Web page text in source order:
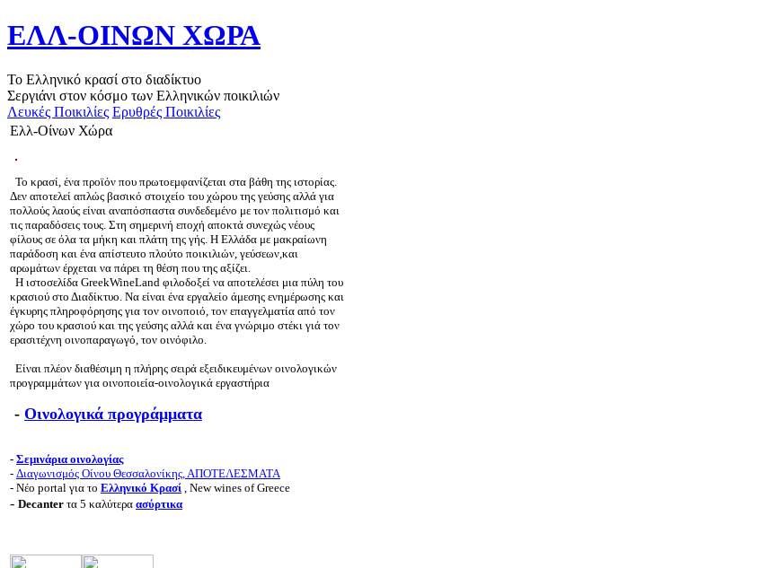
ΕΛΛ-ΟΙΝΩΝ ΧΩΡΑ
Το Ελληνικό κρασί στο διαδίκτυο
Σεργιάνι στον κόσμο των Ελληνικών ποικιλιών
Λευκές Ποικιλίες Ερυθρές Ποικιλίες
Ελλ-Οίνων Χώρα
Το κρασί, ένα προϊόν που πρωτοεμφανίζεται στα βάθη της ιστορίας.
Δεν αποτελεί απλώς βασικό στοιχείο του χώρου της γεύσης αλλά για
πολλούς λαούς είναι αναπόσπαστα συνδεδεμένο με τον πολιτισμό και
τις παραδόσεις τους. Στη σημερινή εποχή αποκτά συνεχώς νέους
φίλους σε όλα τα μήκη και πλάτη της γής. Η Ελλάδα με μακραίωνη
παράδοση και ένα απίστευτο πλούτο ποικιλιών, γεύσεων,και
αρωμάτων έρχεται να πάρει τη θέση που της αξίζει.
Η ιστοσελίδα GreekWineLand φιλοδοξεί να αποτελέσει μια πύλη του
κρασιού στο Διαδίκτυο. Να είναι ένα εργαλείο άμεσης ενημέρωσης και
έγκυρης πληροφόρησης για τον οινοποιό, τον επαγγελματία από τον
χώρο του κρασιού και της γεύσης αλλά και ένα γνώριμο στέκι γιά τον
ερασιτέχνη οινοπαραγωγό, τον οινόφιλο.
Είναι πλέον διαθέσιμη η πλήρης σειρά εξειδικευμένων οινολογικών
προγραμμάτων για οινοποιεία-οινολογικά εργαστήρια
- Οινολογικά προγράμματα
- Σεμινάρια οινολογίας
- Διαγωνισμός Οίνου Θεσσαλονίκης, ΑΠΟΤΕΛΕΣΜΑΤΑ
- Νέο portal για το Ελληνικό Κρασί , New wines of Greece
- Decanter τα 5 καλύτερα ασύρτικα